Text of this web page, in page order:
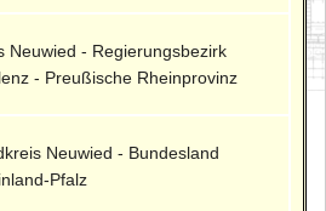
Neuwied - Regierungsbezirk
- Preußische Rheinprovinz
Neuwied - Bundesland
Pfalz